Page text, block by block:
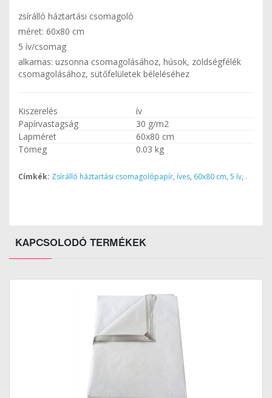
zsírálló háztartási csomagoló
méret: 60x80 cm
5 ív/csomag
alkamas: uzsonna csomagolásához, húsok, zöldségfélék
csomagolásához, sütőfelületek béleléséhez
Kiszerelés
ív
Papírvastagság
30 g/m2
Lapméret
60x80 cm
Tömeg
0.03 kg
Címkék: Zsírálló háztartási csomagolópapír, íves, 60x80 cm, 5 ív, .
KAPCSOLODÓ TERMÉKEK